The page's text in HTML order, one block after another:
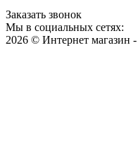
Заказать звонок
Мы в социальных сетях:
2026 © Интернет магазин